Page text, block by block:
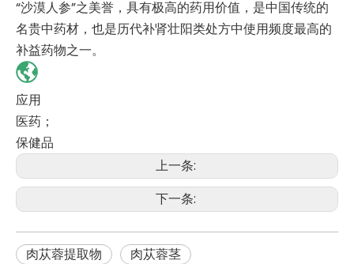
“沙漠人参”之美誉，具有极高的药用价值，是中国传统的
名贵中药材，也是历代补肾壮阳类处方中使用频度最高的
补益药物之一。
应用
医药；
保健品
上一条:
下一条:
肉苁蓉提取物
肉苁蓉茎